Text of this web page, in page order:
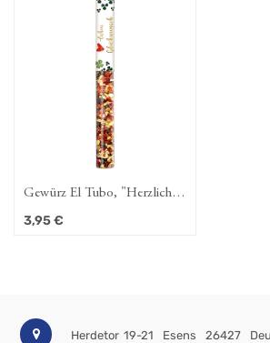
Gewürz El Tubo, "Herzlichen
Glückwunsch"
3,95€
Herdetor 19-21 Esens 26427